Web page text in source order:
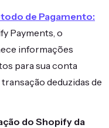
de Pagamento:
Payments, o
informações
para sua conta
deduzidas de
do Shopify da